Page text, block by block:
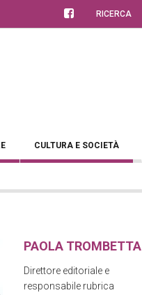
RICERCA
CULTURA E SOCIETÀ
PAOLA TROMBETTA
Direttore editoriale e
responsabile rubrica